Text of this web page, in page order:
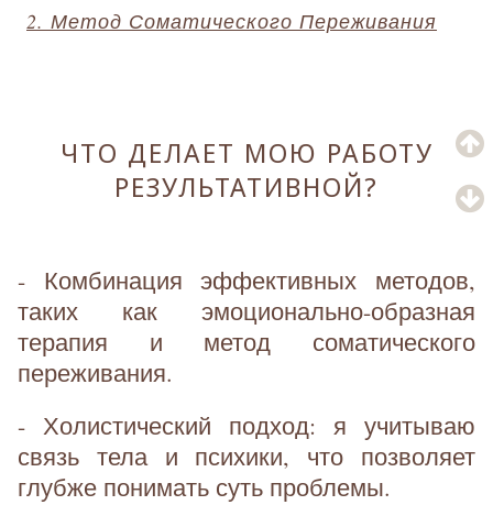
2. Метод Соматического Переживания
ЧТО ДЕЛАЕТ МОЮ РАБОТУ
РЕЗУЛЬТАТИВНОЙ?
- Комбинация эффективных методов,
таких как эмоционально-образная
терапия и метод соматического
переживания.
- Холистический подход: я учитываю
связь тела и психики, что позволяет
глубже понимать суть проблемы.